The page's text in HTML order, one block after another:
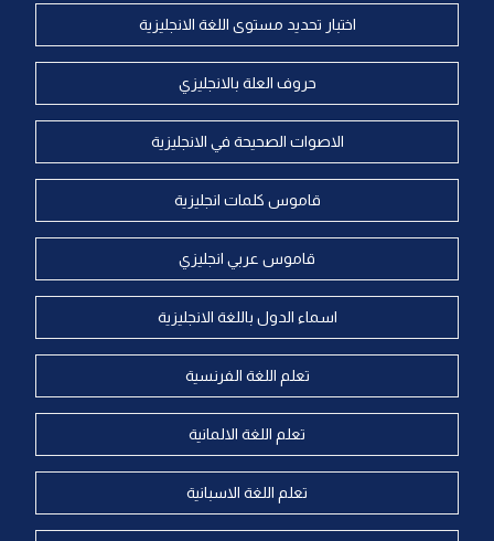
اختبار تحديد مستوى اللغة الانجليزية
حروف العلة بالانجليزي
الاصوات الصحيحة في الانجليزية
قاموس كلمات انجليزية
قاموس عربي انجليزي
اسماء الدول باللغة الانجليزية
تعلم اللغة الفرنسية
تعلم اللغة الالمانية
تعلم اللغة الاسبانية